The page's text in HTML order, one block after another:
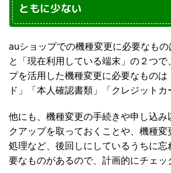
ともに少ない
auショップでの機種変更に必要なもの
と「現在利用している端末」の２つで
プを活用した機種変更に必要なもの
ド」「本人確認書類」「クレジットカ
他にも、機種変更の手続きや申し込み
クアップを取っておくことや、機種
処理など、後回しにしているうちに
要なものがあるので、計画的にチェッ